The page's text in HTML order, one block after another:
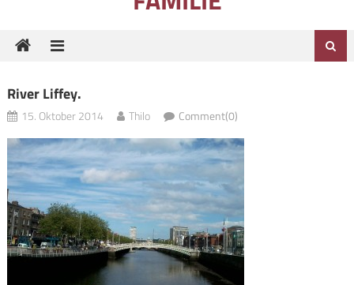
River Liffey.
15. Oktober 2014 Thilo Comment(0)